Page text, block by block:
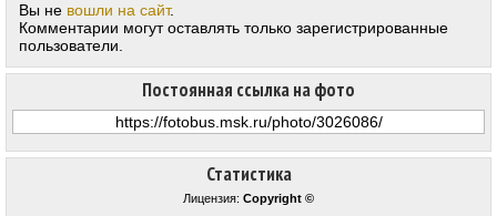
Статистика
Лицензия: Copyright ©
Постоянная ссылка на фото
Вы не вошли на сайт.
Комментарии могут оставлять только зарегистрированные
пользователи.